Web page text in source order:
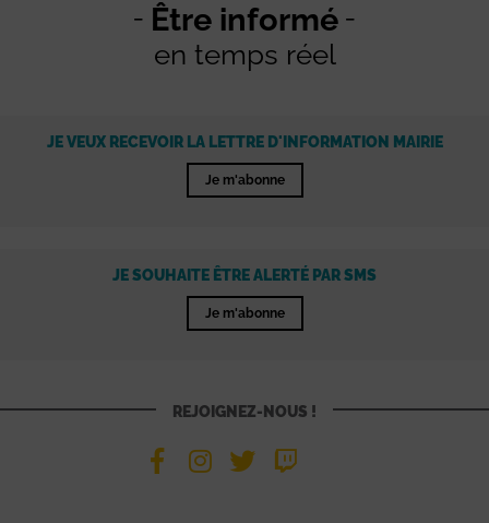
Être informé
en temps réel
JE VEUX RECEVOIR LA LETTRE D'INFORMATION MAIRIE
Je m'abonne
JE SOUHAITE ÊTRE ALERTÉ PAR SMS
Je m'abonne
REJOIGNEZ-NOUS !